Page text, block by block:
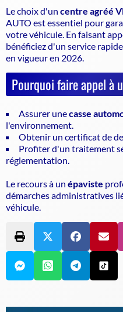
Le choix d'un centre agréé
AUTO est essentiel pour
votre véhicule . En faisant
bénéficiez d'un service
en vigueur en 2026.
Pourquoi faire appel à
Assurer unecasse
l'environnement.
Obtenir un certificat de
Profiter d'un traitement
réglementation.
Le recours à un épaviste
démarches administratives
véhicule.